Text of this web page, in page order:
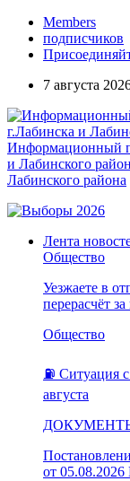
Members
подписчиков
7 августа
Информационный
и Лабинского
Лабинского района
Лента
Общество
Уезжаете в
перерасчёт
Общество
⛽️ Ситуация
августа
от